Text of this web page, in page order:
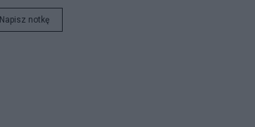
Napisz notkę